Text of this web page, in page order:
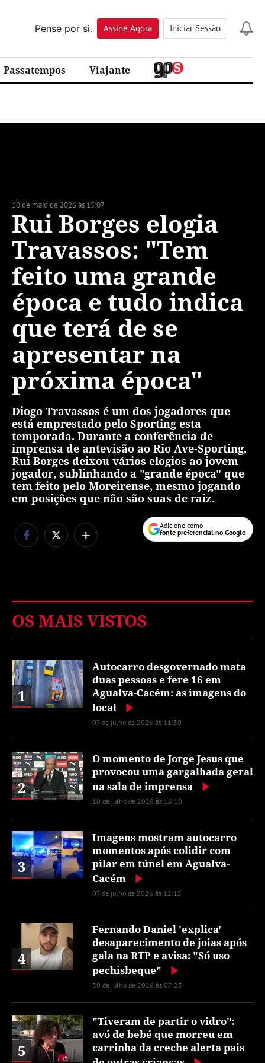
Pense por si.
Assine Agora Iniciar Sessão
Passatempos Viajante
10 de maio de 2026 às 15:07
Rui Borges elogia
Travassos: "Tem
feito uma grande
época e tudo indica
que terá de se
apresentar na
próxima época"
Diogo Travassos é um dos jogadores que
está emprestado pelo Sporting esta
temporada. Durante a conferência de
imprensa de antevisão ao Rio Ave-Sporting,
Rui Borges deixou vários elogios ao jovem
jogador, sublinhando a "grande época" que
tem feito pelo Moreirense, mesmo jogando
em posições que não são suas de raiz.
+
Adicione como
fonte preferencial no Google
OS MAIS VISTOS
1
Autocarro desgovernado mata
duas pessoas e fere 16 em
Agualva-Cacém: as imagens do
local
07 de julho de 2026 às 11:30
2
O momento de Jorge Jesus que
provocou uma gargalhada geral
na sala de imprensa
10 de julho de 2026 às 16:10
3
Imagens mostram autocarro
momentos após colidir com
pilar em túnel em Agualva-
Cacém
07 de julho de 2026 às 12:15
4
Fernando Daniel 'explica'
desaparecimento de joias após
gala na RTP e avisa: "Só uso
pechisbeque"
30 de julho de 2026 às 07:25
5
"Tiveram de partir o vidro":
avó de bebé que morreu em
carrinha da creche alerta pais